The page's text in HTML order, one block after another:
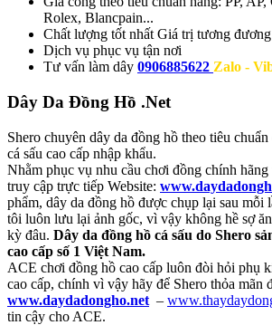
Rolex, Blancpain...
Chất lượng tốt nhất Giá trị tương
Dịch vụ phục vụ tận nơi
Tư vấn làm dây 0906885622 Zalo -
Dây Da Đồng Hồ .Net
Shero chuyên dây da đồng hồ theo tiêu
cá sấu cao cấp nhập khẩu.
Nhằm phục vụ nhu cầu chơi đồng chính
truy cập trực tiếp Website:
phẩm, dây da đồng hồ được chụp lại sau mỗi
tôi luôn lưu lại ảnh gốc, vì vậy không hề sợ
kỳ đâu. Dây da đồng hồ cá sấu do Shero
cao cấp số 1 Việt Nam.
ACE chơi đồng hồ cao cấp luôn đòi hỏi phụ
cao cấp, chính vì vậy hãy để Shero thỏa mãn
www.daydadongho.net –
tin cậy cho ACE.